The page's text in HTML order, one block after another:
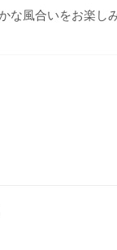
な風合いをお楽し